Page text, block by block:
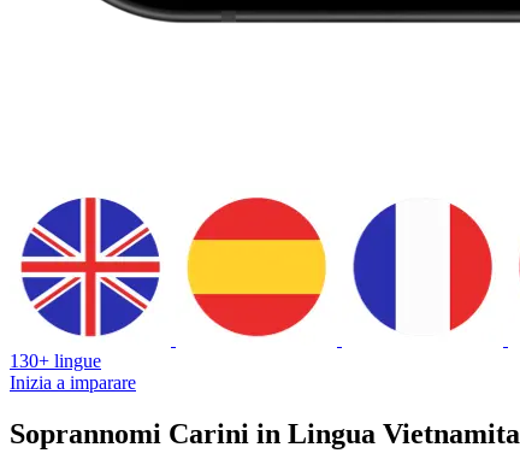
130+ lingue
Inizia a imparare
Soprannomi Carini in Lingua Vietnamita